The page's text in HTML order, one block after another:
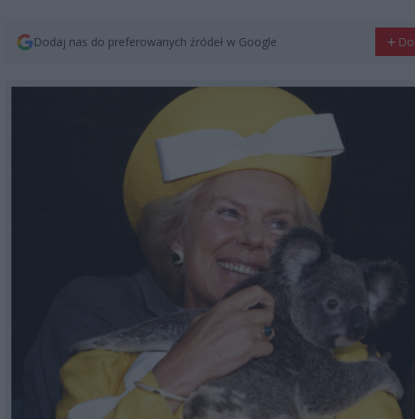
Dodaj nas do preferowanych źródeł w Google